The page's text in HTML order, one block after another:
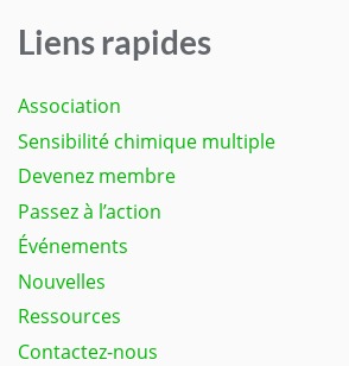
Liens rapides
Association
Sensibilité chimique multiple
Devenez membre
Passez à l’action
Événements
Nouvelles
Ressources
Contactez-nous